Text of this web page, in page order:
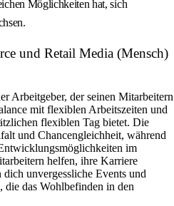
Möglichkeiten hat, sich
und Retail Media (Mensch)
Arbeitgeber, der seinen Mitarbeitern
mit flexiblen Arbeitszeiten und
flexiblen Tag bietet. Die
und Chancengleichheit, während
im
helfen, ihre Karriere
unvergessliche Events und
die das Wohlbefinden in den